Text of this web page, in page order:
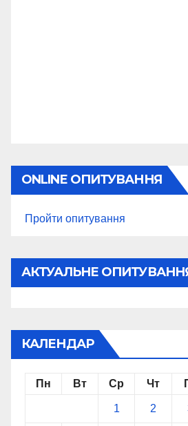
ONLINE ОПИТУВАННЯ
Пройти опитування
АКТУАЛЬНЕ
КАЛЕНДАР
Пн Вт Ср Чт
1 2